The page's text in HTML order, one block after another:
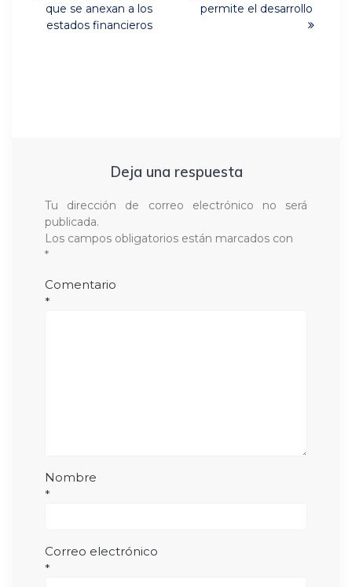
que se anexan a los
estados financieros
permite el desarrollo
Deja una respuesta
Tu dirección de correo electrónico no será
publicada.
Los campos obligatorios están marcados con
*
Comentario
*
Nombre
*
Correo electrónico
*